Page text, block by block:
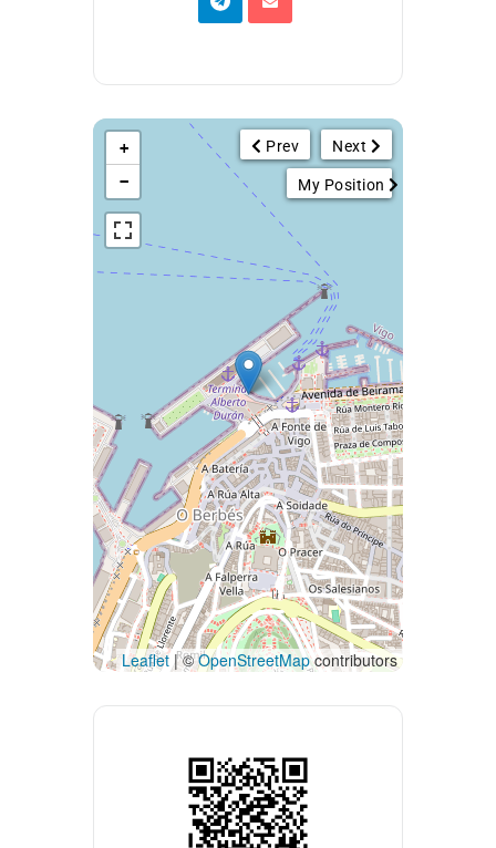
Next
Prev
My Position
+
−
Leaflet| ©OpenStreetMapcontributors